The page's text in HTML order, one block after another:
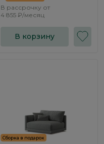
В рассрочку от
4 855 ₽/месяц
В корзину
Сборка в подарок